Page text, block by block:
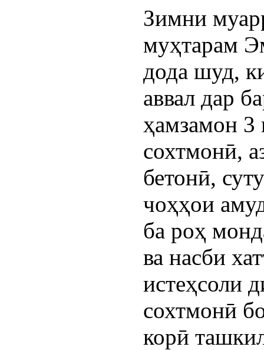
Зимни
муҳтарам
дода шуд,
аввал дар
ҳамзамон 3
сохтмонӣ,
бетонӣ,
чоҳҳои
ба роҳ
ва насби
истеҳсоли
сохтмонӣ
корӣ